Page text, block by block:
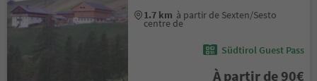
1.7 km à partir de Sexten/Sesto
centre de
Südtirol Guest Pass
À partir de 90€